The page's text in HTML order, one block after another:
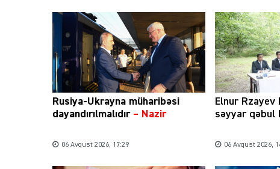
Rusiya-Ukrayna müharibəsi
dayandırılmalıdır– Nazir
06 Avqust 2026, 17:29
Elnur Rzayev
səyyar qəbul
06 Avqust 2026,